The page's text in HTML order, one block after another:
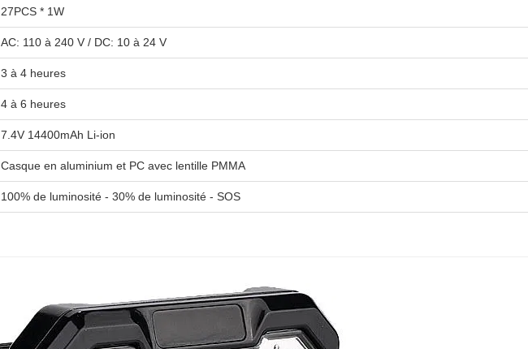
27PCS * 1W
AC: 110 à 240 V / DC: 10 à 24 V
3 à 4 heures
4 à 6 heures
7.4V 14400mAh Li-ion
Casque en aluminium et PC avec lentille PMMA
100% de luminosité - 30% de luminosité - SOS